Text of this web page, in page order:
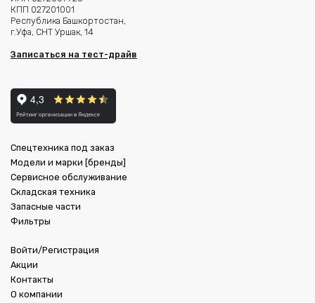
КПП 027201001
Республика Башкортостан,
г.Уфа, СНТ Уршак, 14
Записаться на тест-драйв
Спецтехника под заказ
Модели и марки [бренды]
Сервисное обслуживание
Складская техника
Запасные части
Фильтры
Войти/Регистрация
Акции
Контакты
О компании